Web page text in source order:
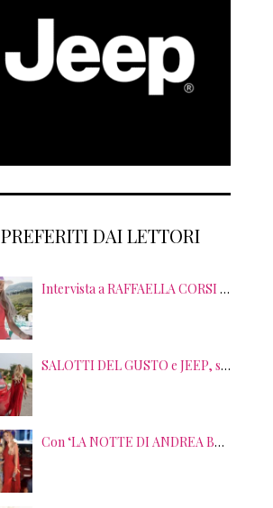
PREFERITI DAI LETTORI
Intervista a RAFFAELLA CORSI tra EVENTI, PSICOLOGIA ed EMOZIONI
SALOTTI DEL GUSTO e JEEP, sei anni di SUCCESSI tra splendide LOCATION, TERRITORI e GUSTO
Con ‘LA NOTTE DI ANDREA BOCELLI’ l’ARENA si accende di musica e solidarietà! I SALOTTI DEL GUSTO conquistano tutti; tra gli ospiti, RICHARD GERE